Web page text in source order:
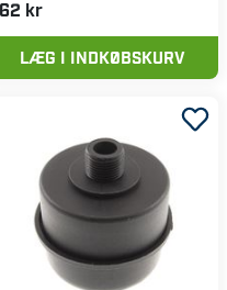
62 kr
LÆG I INDKØBSKURV